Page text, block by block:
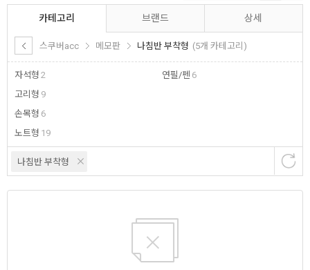
카테고리
스쿠버acc 메모판 나침반 부착형 (5개 카테고리)
자석형 2
고리형 9
손목형 6
노트형 19
연필/펜 6
브랜드 상세
나침반 부착형